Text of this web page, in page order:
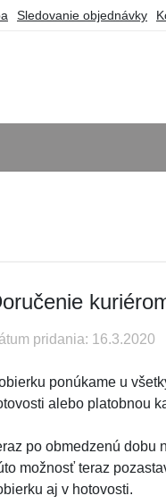
Sledovanie objednávky
pridania: 16.3.2020
ponúkame u
alebo platobnou
po obmedzenú dobu
možnosť teraz
aj v hotovosti.